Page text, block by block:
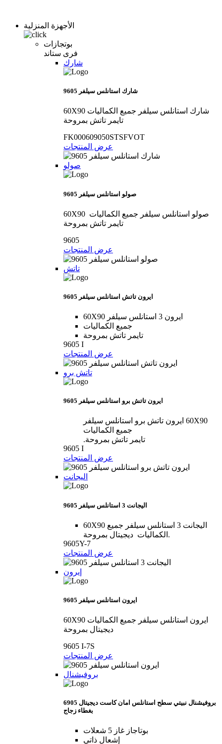
الأجهزة المنزلية
بوتجازات
فرى ستاند
شارك
9605 شارك استانلس سيلفر
60X90 شارك استانلس سيلفر جميع الكماليات
تايمر تاتش بمروحة
FK000609050STSFVOT
عرض المنتجات
صولو
9605 صولو استانلس سيلفر
60X90 صولو استانلس سيلفر جميع الكماليات
تايمر تاتش بمروحة
9605
عرض المنتجات
تاتش
9605 ايرون تاتش استانلس سيلفر
60X90 ايرون 3 استانلس سيلفر
جميع الكماليات
تايمر تاتش بمروحة
9605 I
عرض المنتجات
تاتش برو
9605 ايرون تاتش برو استانلس سيلفر
60X90 ايرون تاتش برو استانلس سيلفر
جميع الكماليات
تايمر تاتش بمروحة.
9605 I
عرض المنتجات
اليجانت
9605 اليجانت 3 استانلس سيلفر
60X90 اليجانت 3 استانلس سيلفر جميع
الكماليات ديجيتال بمروحة.
9605Y-7
عرض المنتجات
إيرون
9605 ايرون استانلس سيلفر
60X90 ايرون استانلس سيلفر جميع الكماليات
ديجيتال بمروحة
9605 I-7S
عرض المنتجات
بروفيشنال
6905 بروفيشنال نبيتي سطح استانلس امان كاست ديجيتال
بغطاء زجاج
بوتاجاز غاز 5 شعلات